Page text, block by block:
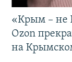
«Крым – не
Ozon
на